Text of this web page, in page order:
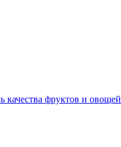
качества фруктов и овощей